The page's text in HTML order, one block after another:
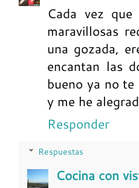
Cada vez
maravillosas
una gozada,
encantan las
bueno ya no
y me he
Responder
Respuestas
Cocina con